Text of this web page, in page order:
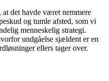
at det havde været nemmere
og tumle afsted, som vi
menneskelig strategi.
undgåelse sjældent er en
ellers tager over.